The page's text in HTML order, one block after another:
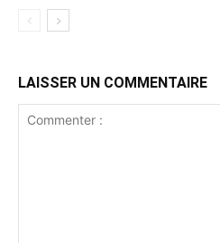
LAISSER UN COMMENTAIRE